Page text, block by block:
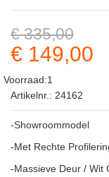
€ 335,00
€ 149,00
Voorraad:1
Artikelnr.: 24162
-Showroommodel
-Met Rechte
-Massieve Deur / Wit